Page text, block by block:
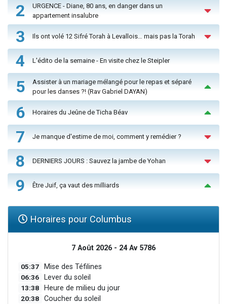
2
URGENCE - Diane, 80 ans, en danger dans un
appartement insalubre
3 Ils ont volé 12 Sifré Torah à Levallois… mais pas la Torah
4 L'édito de la semaine - En visite chez le Steipler
5
Assister à un mariage mélangé pour le repas et séparé
pour les danses ?! (Rav Gabriel DAYAN)
6 Horaires du Jeûne de Ticha Béav
7 Je manque d'estime de moi, comment y remédier ?
8 DERNIERS JOURS : Sauvez la jambe de Yohan
9 Être Juif, ça vaut des milliards
Horaires pour Columbus
7 Août 2026 - 24 Av 5786
05:37 Mise des Téfilines
06:36 Lever du soleil
13:38 Heure de milieu du jour
20:38 Coucher du soleil